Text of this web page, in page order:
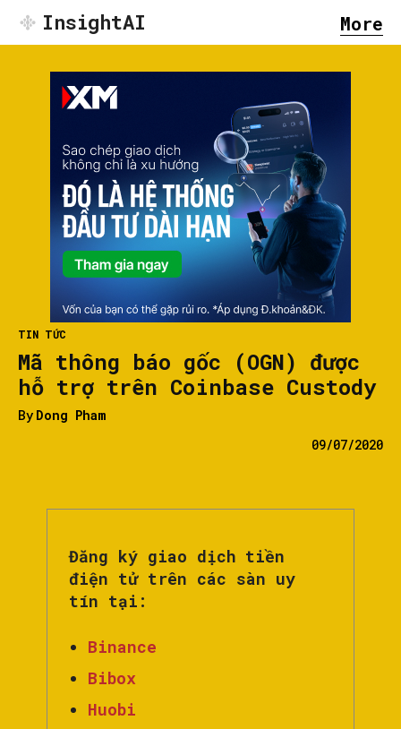
InsightAI More
TIN TỨC
Mã thông báo gốc (OGN) được
hỗ trợ trên Coinbase Custody
By Dong Pham
09/07/2020
Đăng ký giao dịch tiền
điện tử trên các sàn uy
tín tại:
Binance
Bibox
Huobi